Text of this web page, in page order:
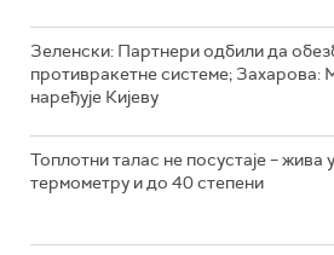
Зеленски: Партнери одбили да
противракетне системе; Захарова:
наређује Кијеву
Топлотни талас не посустаје – жива у
термометру и до 40 степени